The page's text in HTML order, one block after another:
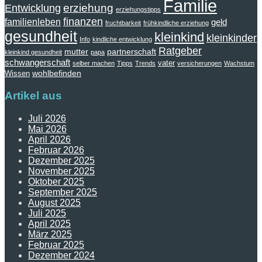
Entwicklung erziehung erziehungstipps Familie
familienleben finanzen fruchtbarkeit frühkindliche erziehung geld
gesundheit Info kindliche entwicklung kleinkind kleinkinder
kleinkind gesundheit mutter papa partnerschaft Ratgeber
schwangerschaft selber machen Tipps Trends vater versicherungen Wachstum
Wissen wohlbefinden
Artikel aus
Juli 2026
Mai 2026
April 2026
Februar 2026
Dezember 2025
November 2025
Oktober 2025
September 2025
August 2025
Juli 2025
April 2025
März 2025
Februar 2025
Dezember 2024